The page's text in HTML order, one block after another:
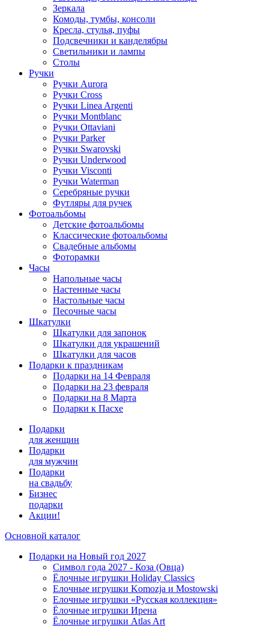
Зеркала
Комоды, тумбы, консоли
Кресла, стулья, пуфы
Подсвечники и канделябры
Светильники и лампы
Столы
Ручки
Ручки Aurora
Ручки Cross
Ручки Linea Argenti
Ручки Montblanc
Ручки Ottaviani
Ручки Parker
Ручки Swarovski
Ручки Underwood
Ручки Visconti
Ручки Waterman
Серебряные ручки
Футляры для ручек
Фотоальбомы
Детские фотоальбомы
Классические фотоальбомы
Свадебные альбомы
Фоторамки
Часы
Напольные часы
Настенные часы
Настольные часы
Песочные часы
Шкатулки
Шкатулки для запонок
Шкатулки для украшений
Шкатулки для часов
Подарки к праздникам
Подарки на 14 Февраля
Подарки на 23 февраля
Подарки на 8 Марта
Подарки к Пасхе
Подарки
для женщин
Подарки
для мужчин
Подарки
на свадьбу
Бизнес
подарки
Акции!
Основной каталог
Подарки на Новый год 2027
Символ года 2027 - Коза (Овца)
Ёлочные игрушки Holiday Classics
Елочные игрушки Komozja и Mostowski
Елочные игрушки «Русская коллекция»
Ёлочные игрушки Ирена
Ёлочные игрушки Atlas Art